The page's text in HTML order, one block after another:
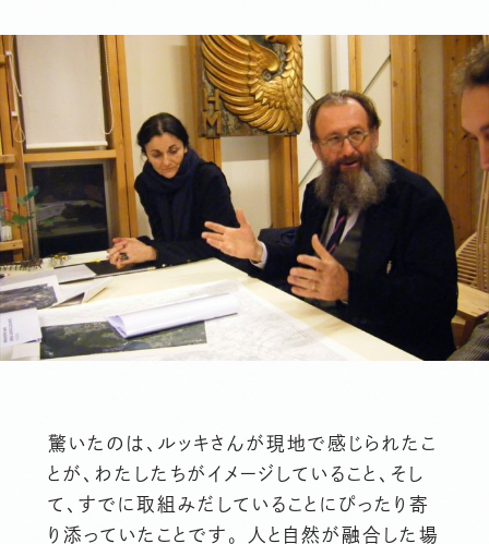
驚いたのは、ルッキさんが現地で感じられたこ
とが、わたしたちがイメージしていること、そし
て、すでに取組みだしていることにぴったり寄
り添っていたことです。 人と自然が融合した場